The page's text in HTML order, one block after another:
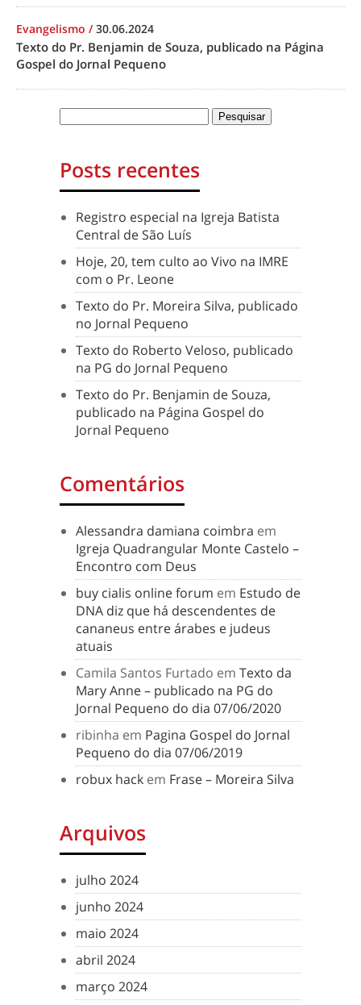
Evangelismo /30.06.2024
Texto do Pr. Benjamin de Souza, publicado na Página
Gospel do Jornal Pequeno
Posts recentes
Registro especial na Igreja Batista
Central de São Luís
Hoje, 20, tem culto ao Vivo na IMRE
com o Pr. Leone
Texto do Pr. Moreira Silva, publicado
no Jornal Pequeno
Texto do Roberto Veloso, publicado
na PG do Jornal Pequeno
Texto do Pr. Benjamin de Souza,
publicado na Página Gospel do
Jornal Pequeno
Comentários
Alessandra damiana coimbra em
Igreja Quadrangular Monte Castelo –
Encontro com Deus
buy cialis online forum em Estudo de
DNA diz que há descendentes de
cananeus entre árabes e judeus
atuais
Camila Santos Furtado em Texto da
Mary Anne – publicado na PG do
Jornal Pequeno do dia 07/06/2020
ribinha em Pagina Gospel do Jornal
Pequeno do dia 07/06/2019
robux hack em Frase – Moreira Silva
Arquivos
julho 2024
junho 2024
maio 2024
abril 2024
março 2024